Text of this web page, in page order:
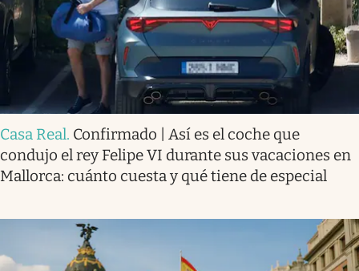
Casa Real. Confirmado | Así es el coche que
condujo el rey Felipe VI durante sus vacaciones en
Mallorca: cuánto cuesta y qué tiene de especial